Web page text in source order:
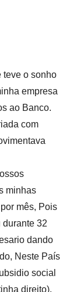
teve o sonho
empresa
ao Banco.
com
minhas
mês, Pois
32
dando
Neste País
social
direito).